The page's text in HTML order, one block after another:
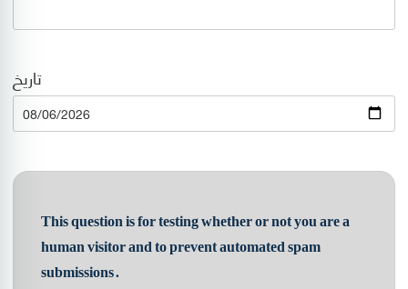
تاريخ
Date
This question is for testing whether or not you are a
human visitor and to prevent automated spam
submissions.